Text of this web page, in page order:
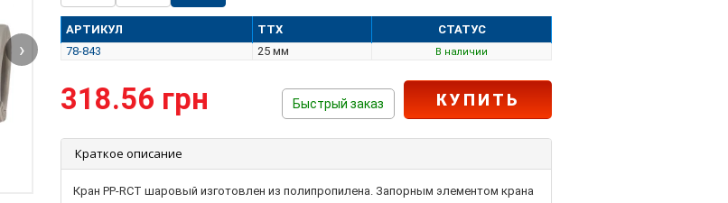
›
АРТИКУЛ ТТХ
СТАТУС
78-843
25 мм В наличии
318.56 грн Быстрый заказ КУПИТЬ
Краткое описание
Кран PP-RCT шаровый изготовлен из полипропилена. Запорным элементом крана